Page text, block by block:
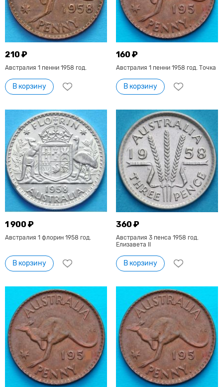
210 ₽
Австралия 1 пенни 1958 год.
В корзину
160 ₽
Австралия 1 пенни 1958 год. Точка
В корзину
1 900 ₽
Австралия 1 флорин 1958 год.
В корзину
360 ₽
Австралия 3 пенса 1958 год.
Елизавета II
В корзину